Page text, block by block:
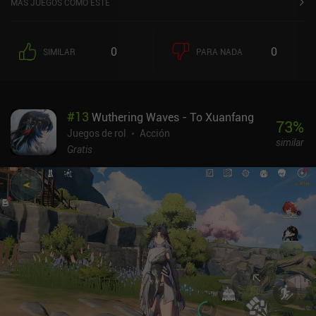
desde incursiones cooperativas contra jefes hasta combates PvP
en tiempo real e incluso un modo roguelike. Además, cada
es sin duda la increíble fluidez de movimientos. Correr y saltar
mientras usas las habilidades del personaje para correr hacia los
enemigos es una sensación fantástica. Además, los controles
externos. Los nuevos personajes se desbloquean a través de una
mecánica de gacha relativamente justa con un sistema de
recompensas; pero no esperes conseguir tu personaje preferido
rápidamente. Pero si puedes vivir jugando con lo que tienes, te lo
pasarás en grande. En el PvP casual, todos los personajes y armas
están igualados al 100%, creando un campo de juego totalmente
justo. Pero en el modo PvP de tipo shooter de extracción con las
mejores recompensas, todo esto sí afecta a tu fuerza, añadiendo
algo de pay-to-win. Destiny: Rising se monetiza mediante iAPs
para conseguir gacha, recursos, cosméticos y un pase de batalla.
MÁS JUEGOS COMO ESTE
SIMILAR 0 PARA NADA 0
#13 Wuthering Waves - To Xuanfang
Juegos de rol
Acción
Gratis
73%
similar